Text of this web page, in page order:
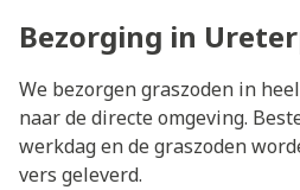
Bezorging in
We bezorgen graszoden in
naar de directe omgeving.
werkdag en de graszoden
vers geleverd.